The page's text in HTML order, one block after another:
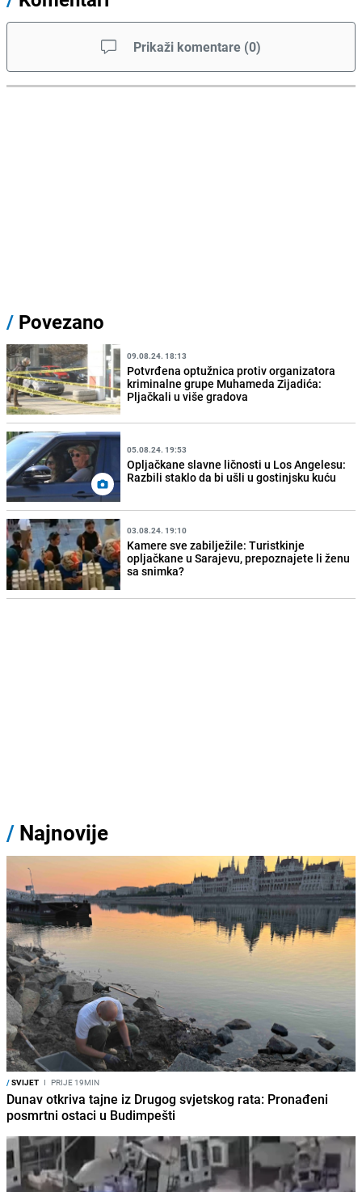
Prikaži komentare (0)
/ Povezano
09.08.24. 18:13
Potvrđena optužnica protiv organizatora
kriminalne grupe Muhameda Zijadića:
Pljačkali u više gradova
05.08.24. 19:53
Opljačkane slavne ličnosti u Los Angelesu:
Razbili staklo da bi ušli u gostinjsku kuću
03.08.24. 19:10
Kamere sve zabilježile: Turistkinje
opljačkane u Sarajevu, prepoznajete li ženu
sa snimka?
/ Najnovije
/SVIJET I PRIJE 19MIN
Dunav otkriva tajne iz Drugog svjetskog rata: Pronađeni
posmrtni ostaci u Budimpešti